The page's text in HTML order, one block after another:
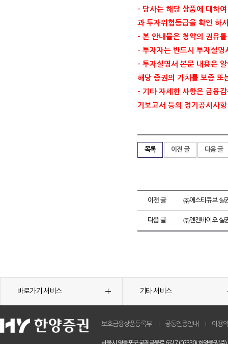
- 당사는 해당 상품에 대하
과 투자위험등급을 확인 하
- 본 안내물은 청약의 권유
- 투자자는 반드시 투자설명
- 투자설명서 본문 내용은
해당 증권의 가치를 보증 또
- 기타 자세한 사항은 금융
기보고서 등의 정기공시사
목록 이전 글 다음 글
이전 글 ㈜에스티큐브 실
다음 글 ㈜엔젠바이오 실
바로가기 서비스 기타 서비스
보호금융상품등록부 공동인증안내 이용